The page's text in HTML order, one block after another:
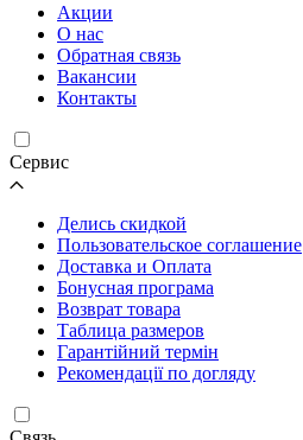
Акции
О нас
Обратная связь
Вакансии
Контакты
Cервис
Делись скидкой
Пользовательское соглашение
Доставка и Оплата
Бонусная програма
Возврат товара
Таблица размеров
Гарантійний термін
Рекомендації по догляду